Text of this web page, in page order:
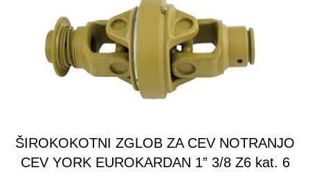
ŠIROKOKOTNI ZGLOB ZA CEV NOTRANJO
CEV YORK EUROKARDAN 1” 3/8 Z6 kat. 6